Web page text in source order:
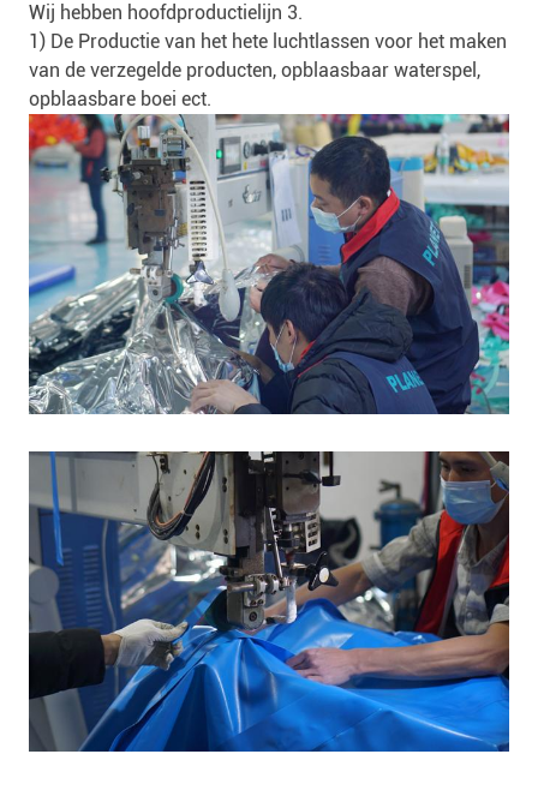
Wij hebben hoofdproductielijn 3.
1) De Productie van het hete luchtlassen voor het maken
van de verzegelde producten, opblaasbaar waterspel,
opblaasbare boei ect.